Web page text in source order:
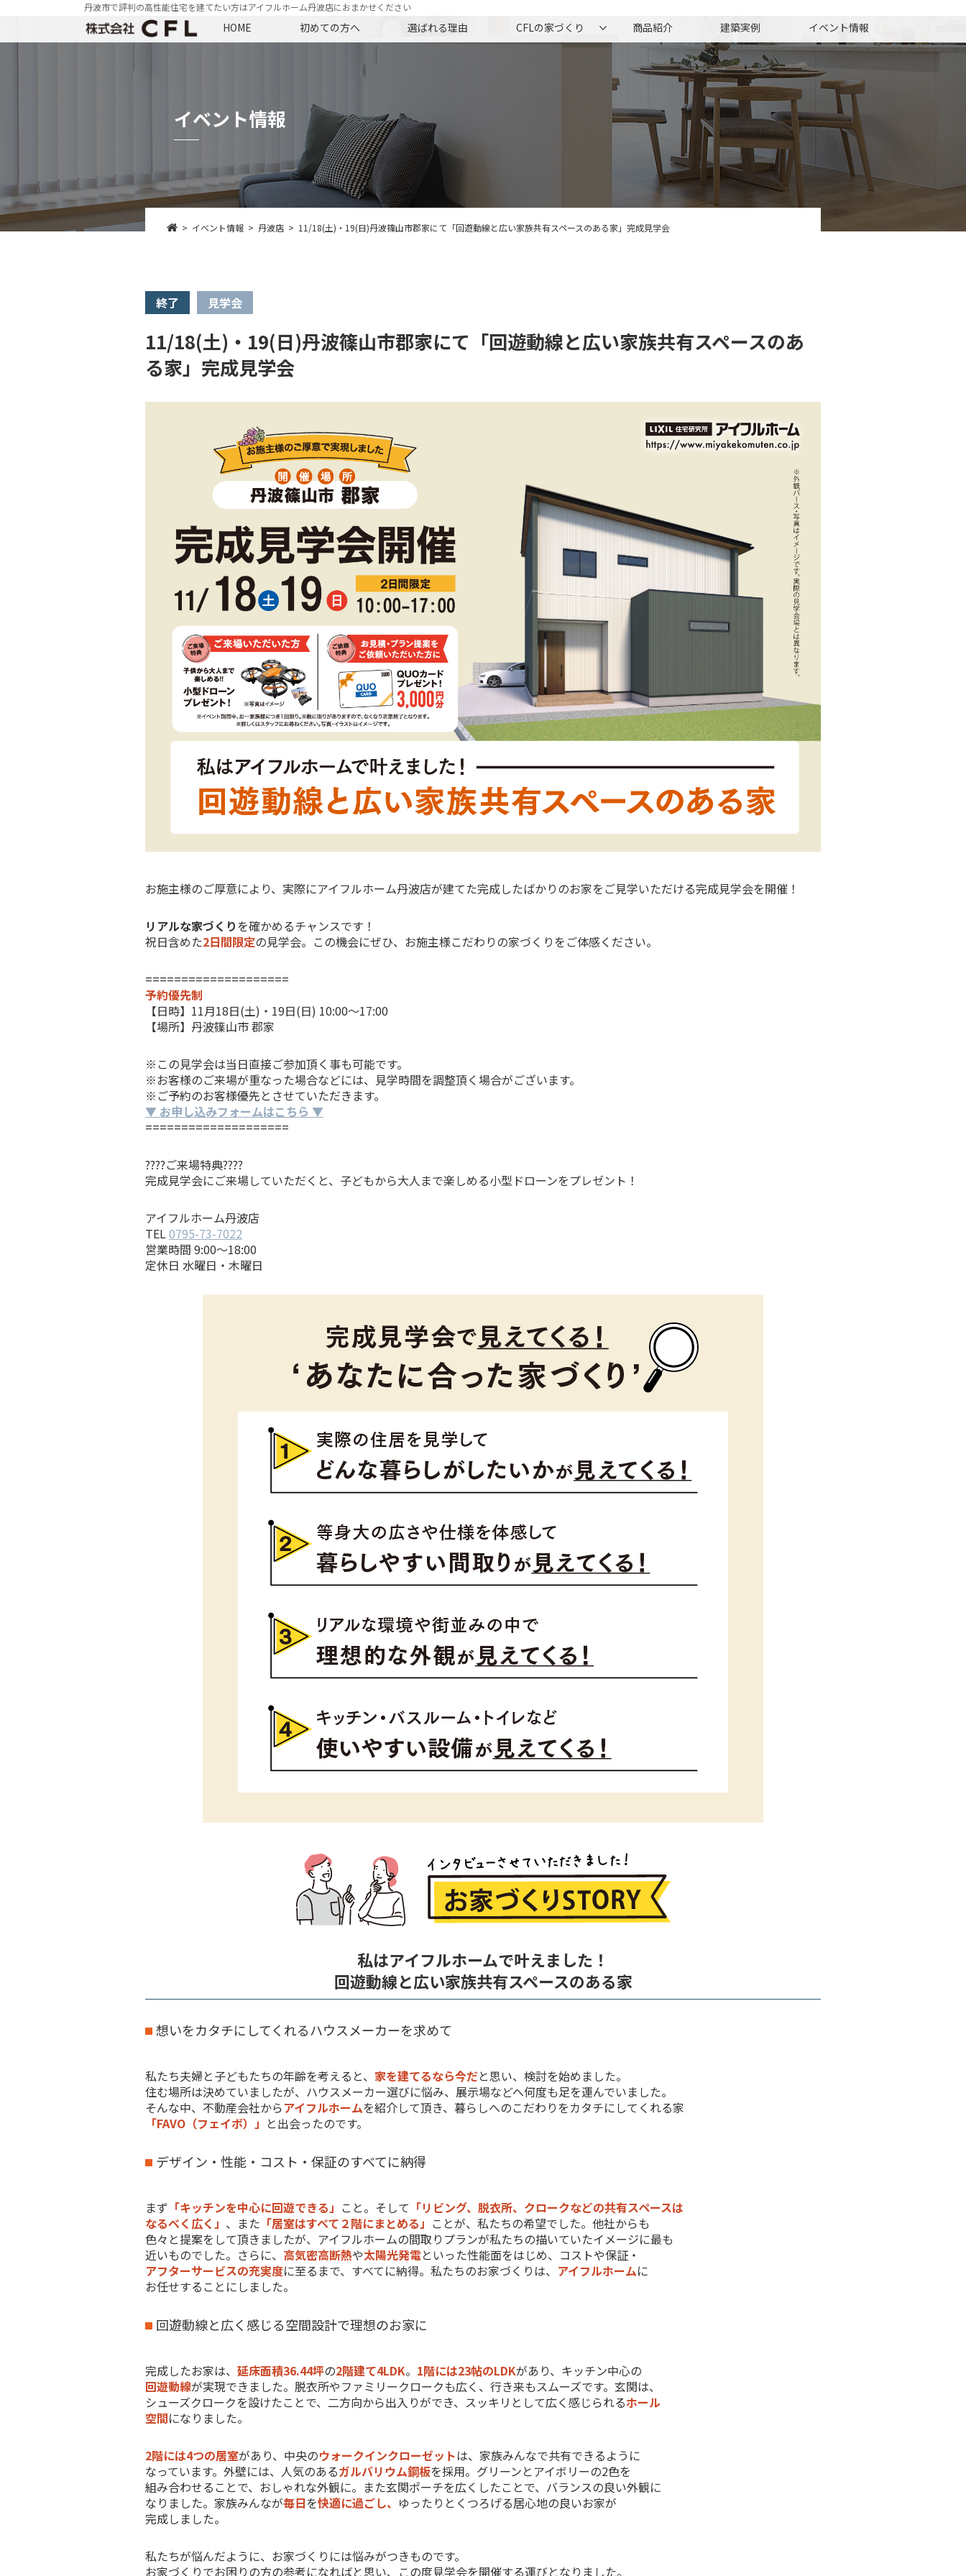
丹波市で評判の高性能住宅を建てたい方はアイフルホーム丹波店におまかせください
HOME 初めての方へ 選ばれる理由 CFLの家づくり 商品紹介 建築実例 イベント情報
イベント情報
イベント情報 丹波店 11/18(土)・19(日)丹波篠山市郡家にて「回遊動線と広い家族共有スペースのある家」完成見学会
終了 見学会
11/18(土)・19(日)丹波篠山市郡家にて「回遊動線と広い家族共有スペースのあ
る家」完成見学会
お施主様のご厚意により、実際にアイフルホーム丹波店が建てた完成したばかりのお家をご見学いただける完成見学会を開催！
リアルな家づくりを確かめるチャンスです！
祝日含めた2日間限定の見学会。この機会にぜひ、お施主様こだわりの家づくりをご体感ください。
====================
予約優先制
【日時】11月18日(土)・19日(日) 10:00〜17:00
【場所】丹波篠山市 郡家
※この見学会は当日直接ご参加頂く事も可能です。
※お客様のご来場が重なった場合などには、見学時間を調整頂く場合がございます。
※ご予約のお客様優先とさせていただきます。
▼ お申し込みフォームはこちら ▼
====================
????ご来場特典????
完成見学会にご来場していただくと、子どもから大人まで楽しめる小型ドローンをプレゼント！
アイフルホーム丹波店
TEL0795-73-7022
営業時間 9:00～18:00
定休日 水曜日・木曜日
私はアイフルホームで叶えました！
回遊動線と広い家族共有スペースのある家
想いをカタチにしてくれるハウスメーカーを求めて
私たち夫婦と子どもたちの年齢を考えると、 家を建てるなら今だと思い、検討を始めました。
住む場所は決めていましたが、ハウスメーカー選びに悩み、展示場などへ何度も足を運んでいました。
そんな中、不動産会社からアイフルホームを紹介して頂き、暮らしへのこだわりをカタチにしてくれる家
「FAVO（フェイボ）」 と出会ったのです。
デザイン・性能・コスト・保証のすべてに納得
まず 「キッチンを中心に回遊できる」 こと。そして 「リビング、脱衣所、クロークなどの共有スペースは
なるべく広く」 、また 「居室はすべて２階にまとめる」 ことが、私たちの希望でした。他社からも
色々と提案をして頂きましたが、アイフルホームの間取りプランが私たちの描いていたイメージに最も
近いものでした。さらに、 高気密高断熱や太陽光発電といった性能面をはじめ、コストや保証・
アフターサービスの充実度に至るまで、すべてに納得。私たちのお家づくりは、 アイフルホームに
お任せすることにしました。
回遊動線と広く感じる空間設計で理想のお家に
完成したお家は、 延床面積36.44坪の2階建て4LDK。 1階には23帖のLDKがあり、キッチン中心の
回遊動線が実現できました。脱衣所やファミリークロークも広く、行き来もスムーズです。玄関は、
シューズクロークを設けたことで、二方向から出入りができ、スッキリとして広く感じられるホール
空間になりました。
2階には4つの居室があり、中央のウォークインクローゼットは、家族みんなで共有できるように
なっています。外壁には、人気のあるガルバリウム鋼板を採用。グリーンとアイボリーの2色を
組み合わせることで、おしゃれな外観に。また玄関ポーチを広くしたことで、バランスの良い外観に
なりました。家族みんなが毎日を快適に過ごし、 ゆったりとくつろげる居心地の良いお家が
完成しました。
私たちが悩んだように、お家づくりには悩みがつきものです。
お家づくりでお困りの方の参考になればと思い、この度見学会を開催する運びとなりました。